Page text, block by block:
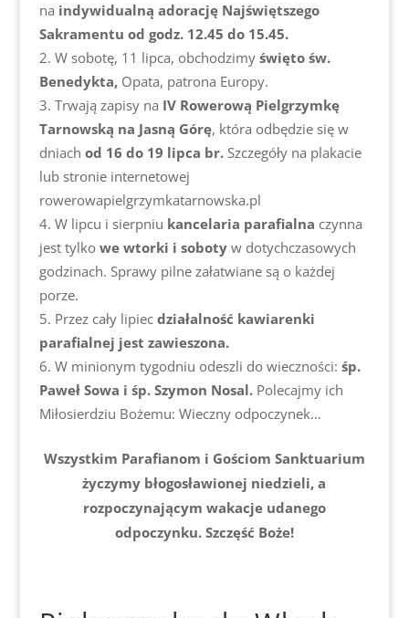
na indywidualną adorację Najświętszego
Sakramentu od godz. 12.45 do 15.45.
W sobotę, 11 lipca, obchodzimy święto św.
Benedykta,Opata, patrona Europy.
Trwają zapisy na IV Rowerową Pielgrzymkę
Tarnowską na Jasną Górę, która odbędzie się w
dniach od 16 do 19 lipca br.Szczegóły na plakacie
lub stronie internetowej
rowerowapielgrzymkatarnowska.pl
W lipcu i sierpniu kancelaria parafialna czynna
jest tylko we wtorki i soboty w dotychczasowych
godzinach. Sprawy pilne załatwiane są o każdej
porze.
Przez cały lipiec działalność kawiarenki
parafialnej jest zawieszona.
W minionym tygodniu odeszli do wieczności: śp.
Paweł Sowa i śp. Szymon Nosal.Polecajmy ich
Miłosierdziu Bożemu: Wieczny odpoczynek…
Wszystkim Parafianom i Gościom Sanktuarium
życzymy błogosławionej niedzieli, a
rozpoczynającym wakacje udanego
odpoczynku. Szczęść Boże!